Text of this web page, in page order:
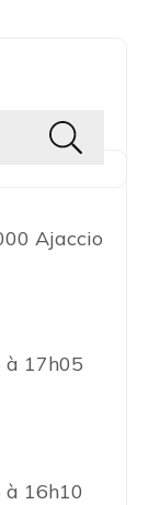
Ajaccio
à 17h05
à 16h10